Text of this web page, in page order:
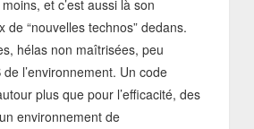
et c’est aussi là son
de “nouvelles technos” dedans.
hélas non maîtrisées, peu
l’environnement. Un code
plus que pour l’efficacité, des
environnement de